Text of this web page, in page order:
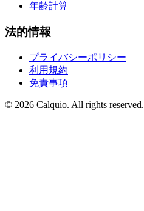
年齢計算
法的情報
プライバシーポリシー
利用規約
免責事項
© 2026 Calquio. All rights reserved.